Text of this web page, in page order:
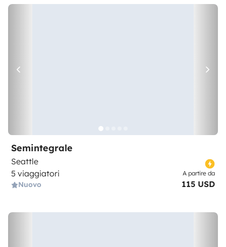
Semintegrale
Seattle
5 viaggiatori
Nuovo
A partire da
115 USD